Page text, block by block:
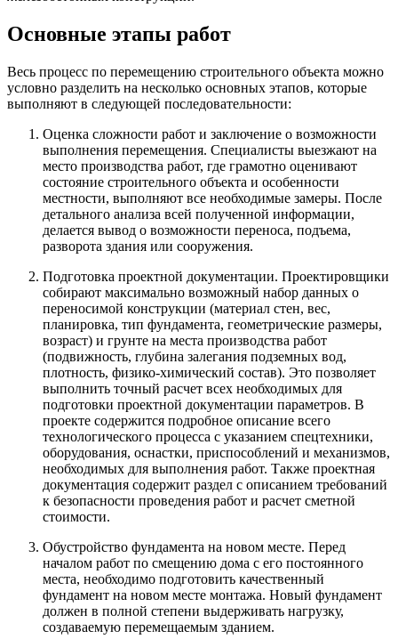
Основные этапы работ
Весь процесс по перемещению строительного объекта можно
условно разделить на несколько основных этапов, которые
выполняют в следующей последовательности:
Оценка сложности работ и заключение о возможности
выполнения перемещения. Специалисты выезжают на
место производства работ, где грамотно оценивают
состояние строительного объекта и особенности
местности, выполняют все необходимые замеры. После
детального анализа всей полученной информации,
делается вывод о возможности переноса, подъема,
разворота здания или сооружения.
Подготовка проектной документации. Проектировщики
собирают максимально возможный набор данных о
переносимой конструкции (материал стен, вес,
планировка, тип фундамента, геометрические размеры,
возраст) и грунте на места производства работ
(подвижность, глубина залегания подземных вод,
плотность, физико-химический состав). Это позволяет
выполнить точный расчет всех необходимых для
подготовки проектной документации параметров. В
проекте содержится подробное описание всего
технологического процесса с указанием спецтехники,
оборудования, оснастки, приспособлений и механизмов,
необходимых для выполнения работ. Также проектная
документация содержит раздел с описанием требований
к безопасности проведения работ и расчет сметной
стоимости.
Обустройство фундамента на новом месте. Перед
началом работ по смещению дома с его постоянного
места, необходимо подготовить качественный
фундамент на новом месте монтажа. Новый фундамент
должен в полной степени выдерживать нагрузку,
создаваемую перемещаемым зданием.